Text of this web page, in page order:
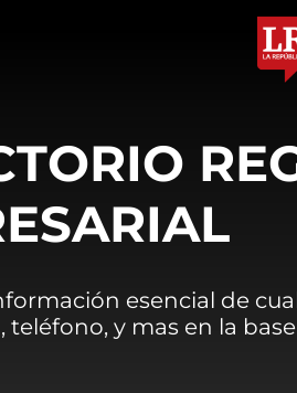
esencial de
teléfono, y mas en la